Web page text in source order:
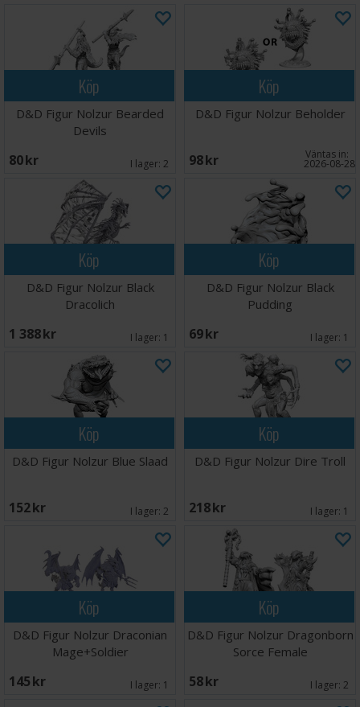
Köp
D&D Figur Nolzur Bearded
Devils
80 SEK I lager: 2
Köp
D&D Figur Nolzur Beholder
98 SEK Väntas in:
2026-08-28
Köp
D&D Figur Nolzur Black
Dracolich
1 388 SEK I lager: 1
Köp
D&D Figur Nolzur Black
Pudding
69 SEK I lager: 1
Köp
D&D Figur Nolzur Blue Slaad
152 SEK I lager: 2
Köp
D&D Figur Nolzur Dire Troll
218 SEK I lager: 1
Köp
D&D Figur Nolzur Draconian
Mage+Soldier
145 SEK I lager: 1
Köp
D&D Figur Nolzur Dragonborn
Sorce Female
58 SEK I lager: 2